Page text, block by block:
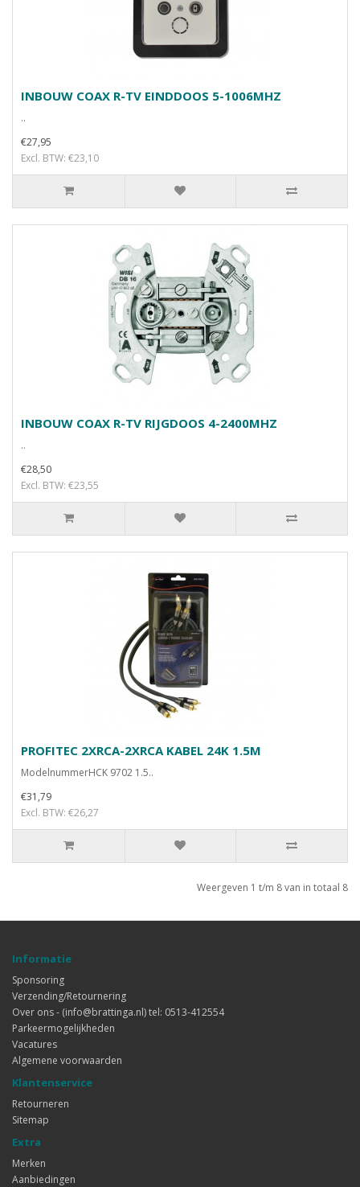
INBOUW COAX R-TV EINDDOOS 5-1006MHZ
..
€27,95
Excl. BTW: €23,10
INBOUW COAX R-TV RIJGDOOS 4-2400MHZ
..
€28,50
Excl. BTW: €23,55
PROFITEC 2XRCA-2XRCA KABEL 24K 1.5M
ModelnummerHCK 9702 1.5..
€31,79
Excl. BTW: €26,27
Weergeven 1 t/m 8 van in totaal 8
Informatie
Sponsoring
Verzending/Retournering
Over ons - (info@brattinga.nl) tel: 0513-412554
Parkeermogelijkheden
Vacatures
Algemene voorwaarden
Klantenservice
Retourneren
Sitemap
Extra
Merken
Aanbiedingen